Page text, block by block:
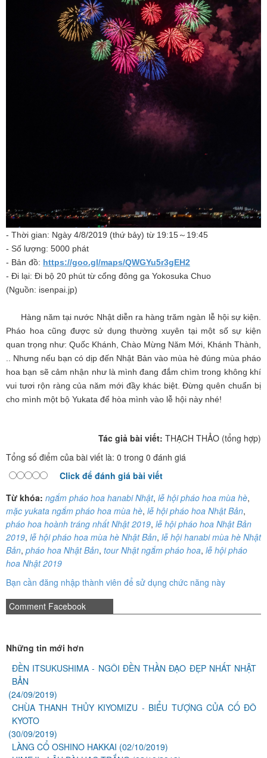
- Thời gian: Ngày 4/8/2019 (thứ bảy) từ 19:15～19:45
- Số lượng: 5000 phát
- Bản đồ: https://goo.gl/maps/QWGYu5r3gEH2
- Đi lại: Đi bộ 20 phút từ cổng đông ga Yokosuka Chuo
(Nguồn: isenpai.jp)
Hàng năm tại nước Nhật diễn ra hàng trăm ngàn lễ hội sự kiện.
Pháo hoa cũng được sử dụng thường xuyên tại một số sự kiện
quan trọng như: Quốc Khánh, Chào Mừng Năm Mới, Khánh Thành,
.. Nhưng nếu bạn có dịp đến Nhật Bản vào mùa hè đúng mùa pháo
hoa bạn sẽ cảm nhận như là mình đang đắm chìm trong không khí
vui tươi rộn ràng của năm mới đầy khác biệt. Đừng quên chuẩn bị
cho mình một bộ Yukata để hòa mình vào lễ hội này nhé!
Tác giả bài viết: THẠCH THẢO (tổng hợp)
Tổng số điểm của bài viết là: 0 trong 0 đánh giá
Click để đánh giá bài viết
Từ khóa: ngắm pháo hoa hanabi Nhật, lễ hội pháo hoa mùa hè,
mặc yukata ngắm pháo hoa mùa hè, lễ hội pháo hoa Nhật Bản,
pháo hoa hoành tráng nhất Nhật 2019, lễ hội pháo hoa Nhật Bản
2019, lễ hội pháo hoa mùa hè Nhật Bản, lễ hội hanabi mùa hè Nhật
Bản, pháo hoa Nhật Bản, tour Nhật ngắm pháo hoa, lễ hội pháo
hoa Nhật 2019
Bạn cần đăng nhập thành viên để sử dụng chức năng này
Comment Facebook
Những tin mới hơn
ĐỀN ITSUKUSHIMA - NGÔI ĐỀN THẦN ĐẠO ĐẸP NHẤT NHẬT
BẢN
(24/09/2019)
CHÙA THANH THỦY KIYOMIZU - BIỂU TƯỢNG CỦA CỐ ĐÔ
KYOTO
(30/09/2019)
LÀNG CỔ OSHINO HAKKAI (02/10/2019)